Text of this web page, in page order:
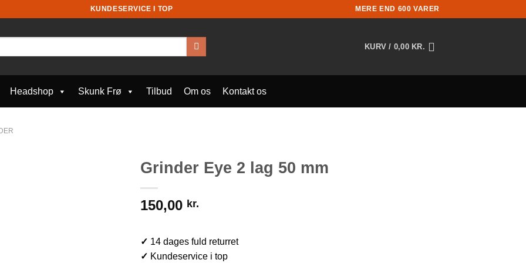
KUNDESERVICE I TOP MERE END 600 VARER
KURV / 0,00 KR.
Headshop Skunk Frø Tilbud Om os Kontakt os
Grinder Eye 2 lag 50 mm
150,00 kr.
✓ 14 dages fuld returret
✓ Kundeservice i top